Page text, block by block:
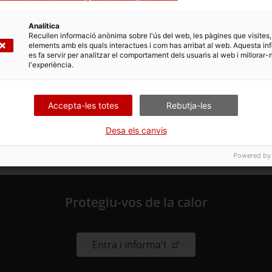
sanitaris, què més puc fer per no córrer
Protegiu-vos de la calor
Entra i informa't . Obre en una nova
Analítica
Recullen informació anònima sobre l'ús del web, les pàgines que
elements amb els quals interactues i com has arribat al web. Aquesta
es fa servir per analitzar el comportament dels usuaris al web i millorar-
l'experiència.
Accepta-les totes Rebutja-les
Desa els canvis
Powered by